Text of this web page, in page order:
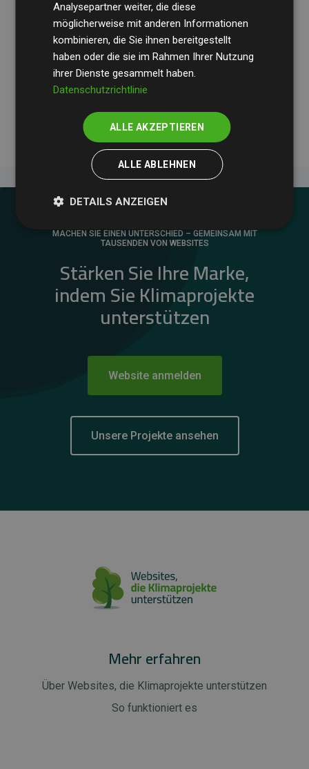
Transparenz und Verlässlichkeit sicherzustellen.
Ihre Prüfungen belegen, dass unsere Investitionen in
Klimaschutzprojekte im Durchschnitt200 % der
geschätzten CO₂-Emissionender teilnehmenden
Websites kompensieren – ein klarer Nachweis für die
messbare Klimawirkung unseres Ansatzes.
MACHEN SIE EINEN UNTERSCHIED – GEMEINSAM MIT
TAUSENDEN VON WEBSITES
Stärken Sie Ihre Marke,
indem Sie Klimaprojekte
unterstützen
Website anmelden
Unsere Projekte ansehen
Mehr erfahren
Über Websites, die Klimaprojekte unterstützen
So funktioniert es
Analysepartner weiter, die diese
möglicherweise mit anderen Informationen
kombinieren, die Sie ihnen bereitgestellt
haben oder die sie im Rahmen Ihrer Nutzung
ihrer Dienste gesammelt haben.
Datenschutzrichtlinie
ALLE AKZEPTIEREN
ALLE ABLEHNEN
DETAILS ANZEIGEN